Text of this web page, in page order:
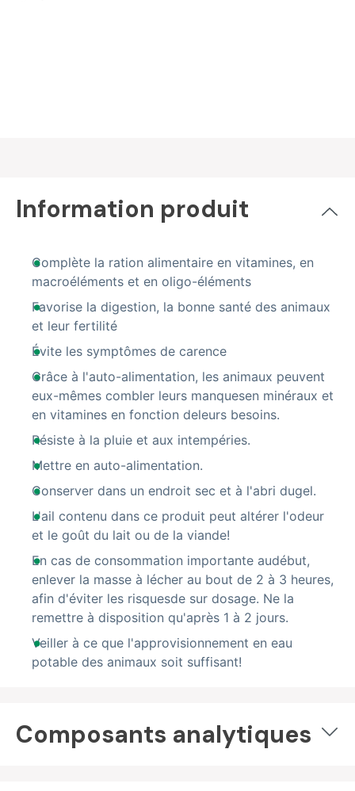
Information produit
Complète la ration alimentaire en vitamines, en
macroéléments et en oligo-éléments
Favorise la digestion, la bonne santé des animaux
et leur fertilité
Évite les symptômes de carence
Grâce à l'auto-alimentation, les animaux peuvent
eux-mêmes combler leurs manquesen minéraux et
en vitamines en fonction deleurs besoins.
Résiste à la pluie et aux intempéries.
Mettre en auto-alimentation.
Conserver dans un endroit sec et à l'abri dugel.
L'ail contenu dans ce produit peut altérer l'odeur
et le goût du lait ou de la viande!
En cas de consommation importante audébut,
enlever la masse à lécher au bout de 2 à 3 heures,
afin d'éviter les risquesde sur dosage. Ne la
remettre à disposition qu'après 1 à 2 jours.
Veiller à ce que l'approvisionnement en eau
potable des animaux soit suffisant!
Composants analytiques